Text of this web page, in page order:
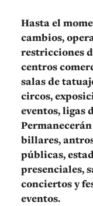
Hasta el
cambios,
restricciones
centros
salas de
circos,
eventos, ligas
billares,
públicas,
presenciales,
conciertos y
eventos.